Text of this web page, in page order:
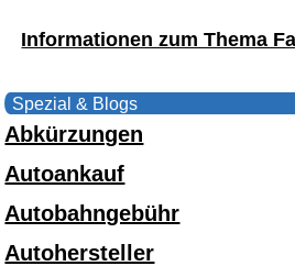
Informationen zum Thema
Spezial & Blogs
Abkürzungen
Autoankauf
Autobahngebühr
Autohersteller